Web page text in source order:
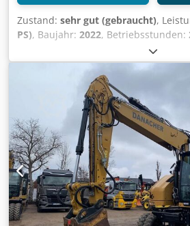
Zustand: sehr gut (gebraucht),
PS), Baujahr: 2022, Betriebsstunden:
, CATERPILLAR M319-
Betriebsstunden 2.857 std.
Csdpfxoyin Dbo Ab Ssrf Klimaanlage
Seitenkamera Verstellausleger Stiel:
(Hammer-, Greifer-, Schere-)
Löffel Zentralschmieranlage
erhalten Schildabstützung Motor mit
Betriebsgewicht: 19 to